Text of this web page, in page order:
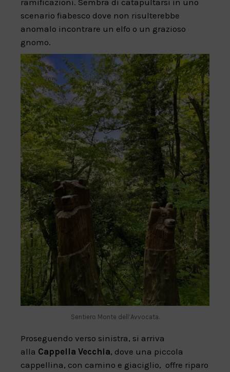
ramificazioni. Sembra di catapultarsi in uno
scenario fiabesco dove non risulterebbe
anomalo incontrare un elfo o un grazioso
gnomo.
Sentiero Monte dell’Avvocata.
Proseguendo verso sinistra, si arriva
alla Cappella Vecchia, dove una piccola
cappellina, con camino e giaciglio, offre riparo